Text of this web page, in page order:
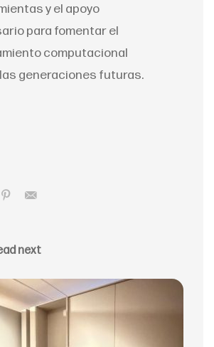
y el apoyo
para fomentar el
computacional
generaciones futuras.
next